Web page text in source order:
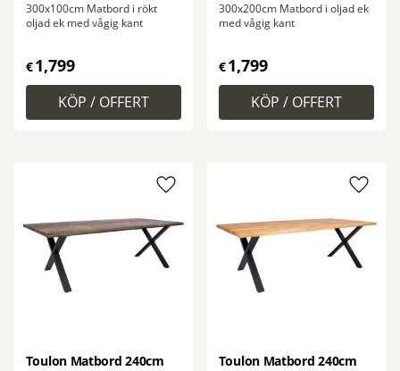
300x100cm Matbord i rökt
oljad ek med vågig kant
€1,799
300x200cm Matbord i oljad ek
med vågig kant
€1,799
Toulon Matbord 240cm
Lägg till i favoriter
Toulon Matbord 240cm
Lägg